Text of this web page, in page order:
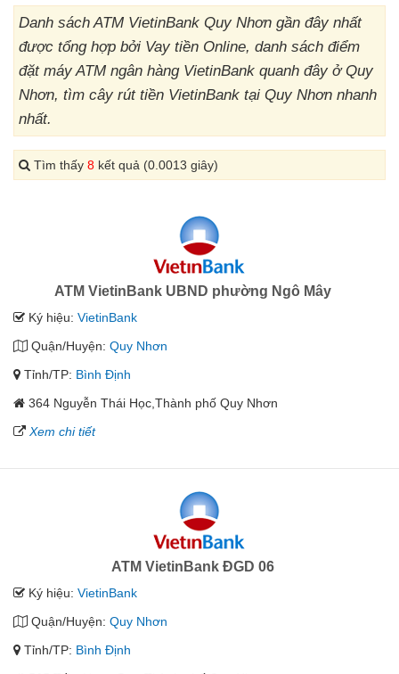
Danh sách ATM VietinBank Quy Nhơn gần đây nhất
được tổng hợp bởi Vay tiền Online, danh sách điểm
đặt máy ATM ngân hàng VietinBank quanh đây ở Quy
Nhơn, tìm cây rút tiền VietinBank tại Quy Nhơn nhanh
nhất.
Tìm thấy 8 kết quả (0.0013 giây)
ATM VietinBank UBND phường Ngô Mây
Ký hiệu: VietinBank
Quận/Huyện: Quy Nhơn
Tỉnh/TP: Bình Định
364 Nguyễn Thái Học,Thành phố Quy Nhơn
Xem chi tiết
ATM VietinBank ĐGD 06
Ký hiệu: VietinBank
Quận/Huyện: Quy Nhơn
Tỉnh/TP: Bình Định